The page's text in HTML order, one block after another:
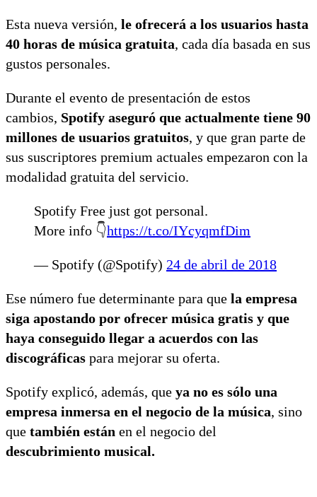
Esta nueva versión, le ofrecerá a los usuarios hasta
40 horas de música gratuita, cada día basada en sus
gustos personales.
Durante el evento de presentación de estos
cambios, Spotify aseguró que actualmente tiene 90
millones de usuarios gratuitos, y que gran parte de
sus suscriptores premium actuales empezaron con la
modalidad gratuita del servicio.
Spotify Free just got personal.
More info 👇https://t.co/IYcyqmfDim
— Spotify (@Spotify) 24 de abril de 2018
Ese número fue determinante para que la empresa
siga apostando por ofrecer música gratis y que
haya conseguido llegar a acuerdos con las
discográficas para mejorar su oferta.
Spotify explicó, además, que ya no es sólo una
empresa inmersa en el negocio de la música, sino
que también están en el negocio del
descubrimiento musical.